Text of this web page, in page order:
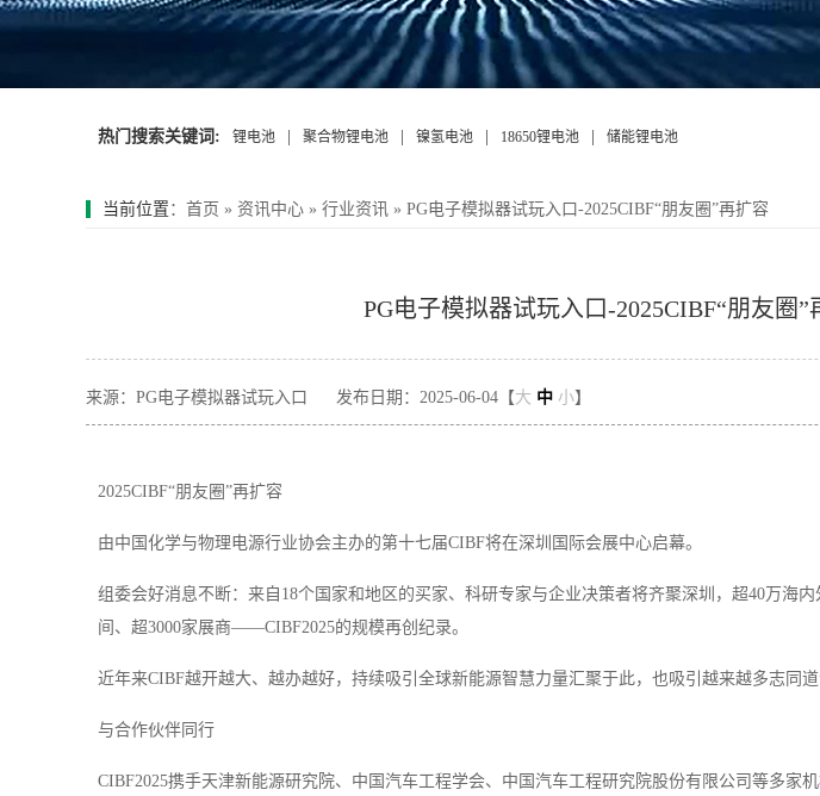
热门搜索关键词: 锂电池 聚合物锂电池 镍氢电池 18650锂电池 储能锂电池
当前位置 ： 首页 » 资讯中心 » 行业资讯 » PG电子模拟器试玩入口-2025CIBF“朋友圈”再扩容
PG电子模拟器试玩入口-2025CIBF“朋友圈”
来源：PG电子模拟器试玩入口 发布日期：2025-06-04【大 中 小】
2025CIBF“朋友圈”再扩容
由中国化学与物理电源行业协会主办的第十七届CIBF将在深圳国际会展中心启幕。
组委会好消息不断：来自18个国家和地区的买家、科研专家与企业决策者将齐聚深圳，超40万海
间、超3000家展商——CIBF2025的规模再创纪录。
近年来CIBF越开越大、越办越好，持续吸引全球新能源智慧力量汇聚于此，也吸引越来越多志同
与合作伙伴同行
CIBF2025携手天津新能源研究院、中国汽车工程学会、中国汽车工程研究院股份有限公司等多家